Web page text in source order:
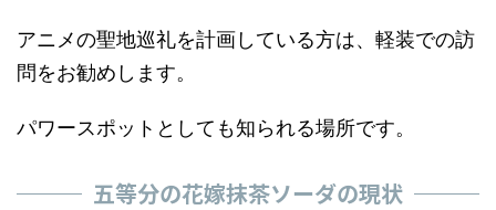
アニメの聖地巡礼を計画している方は、軽装での訪
問をお勧めします。
パワースポットとしても知られる場所です。
五等分の花嫁抹茶ソーダの現状